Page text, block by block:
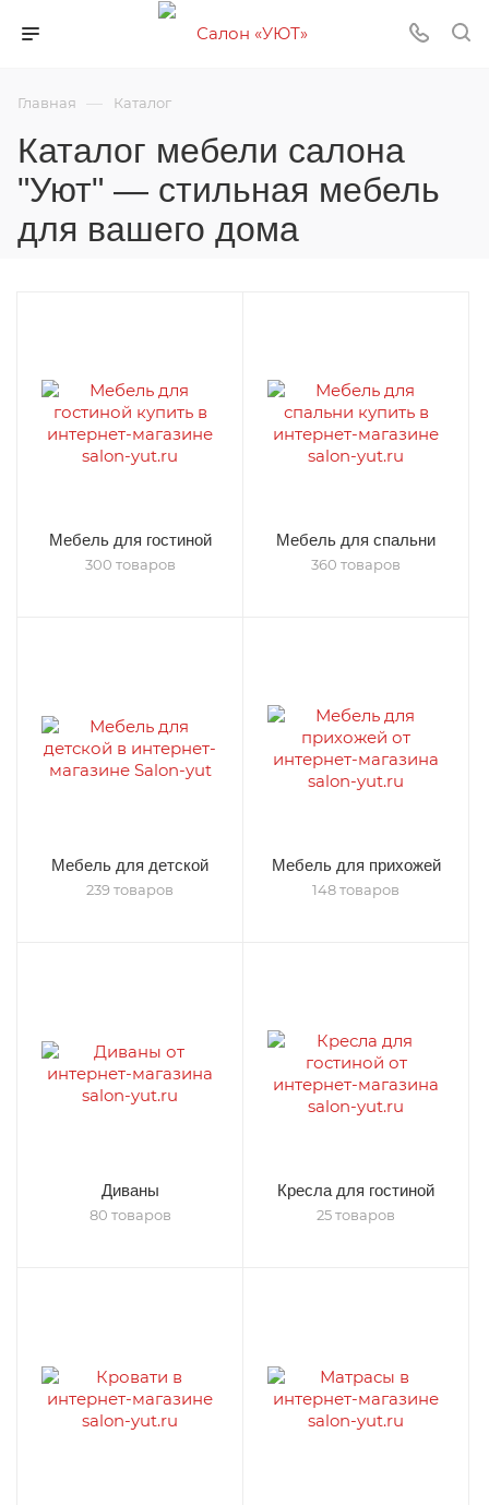
Главная — Каталог
Каталог мебели салона
"Уют" — стильная мебель
для вашего дома
Мебель для гостиной
300 товаров
Мебель для спальни
360 товаров
Мебель для детской
239 товаров
Мебель для прихожей
148 товаров
Диваны
80 товаров
Кресла для гостиной
25 товаров